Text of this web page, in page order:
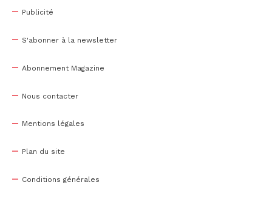
Publicité
S'abonner à la newsletter
Abonnement Magazine
Nous contacter
Mentions légales
Plan du site
Conditions générales